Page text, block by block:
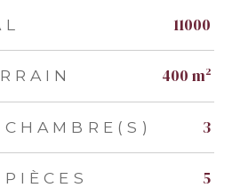
TRAD_ZEPHYR_Valeurs
11000
400 m²
3
5